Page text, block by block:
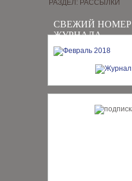
СВЕЖИЙ НОМЕР
ЖУРНАЛА
РАЗДЕЛ: РАССЫЛКИ